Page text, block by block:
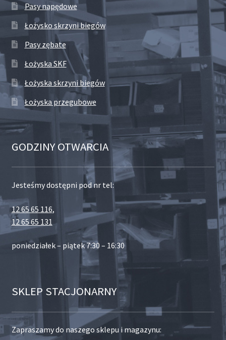
Pasy napędowe
Łożysko skrzyni biegów
Pasy zębate
Łożyska SKF
Łożyska skrzyni biegów
Łożyska przegubowe
GODZINY OTWARCIA
Jesteśmy dostępni pod nr tel:
12 65 65 116,
12 65 65 131
poniedziałek – piątek 7:30 – 16:30
SKLEP STACJONARNY
Zapraszamy do naszego sklepu i magazynu: